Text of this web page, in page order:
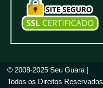
© 2008-2025 Seu Guara |
Todos os Direitos Reservados